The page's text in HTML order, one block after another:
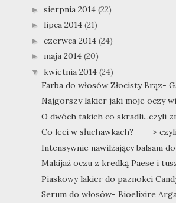
► sierpnia 2014 (22)
► lipca 2014 (21)
► czerwca 2014 (24)
► maja 2014 (20)
▼ kwietnia 2014 (24)
Farba do włosów Złocisty Brąz-
Najgorszy lakier jaki moje oczy
O dwóch takich co skradli...czyli
Co leci w słuchawkach? ---->
Intensywnie nawilżający balsam
Makijaż oczu z kredką Paese i
Piaskowy lakier do paznokci
Serum do włosów- Bioelixire